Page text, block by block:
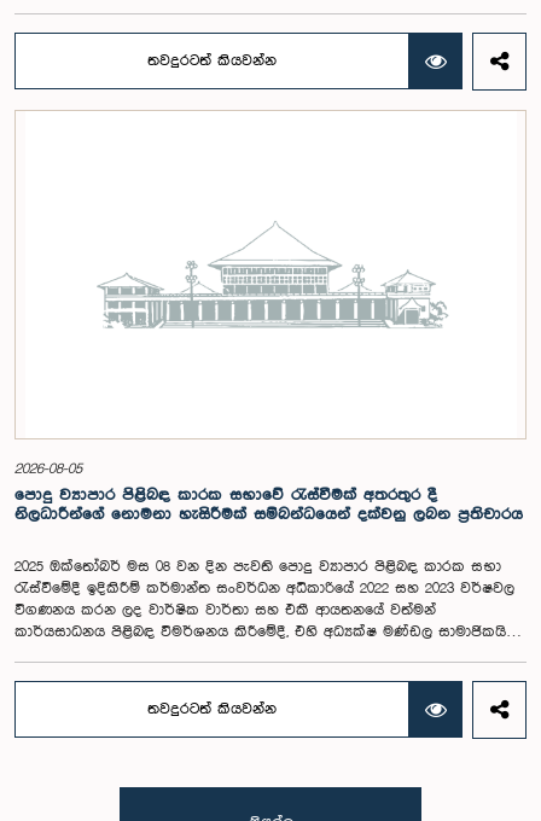
සහභාගීත්වයෙන් විවෘත පාර්ලිමේන්තු සංකල්පය තවදුරටත් ප්‍රවර්ධනය කිරීමේ
අරමුණින් මෙම වැඩමුළු මාලාව සංවිධානය කෙරෙන අතර සංසදයේ සාමාජික
මන්ත්‍රීවරු මෙන්ම ගම්පහ දිස්ත්‍රික් පාර්ලිමේන්තු මන්ත්‍රීවරුන් ද මෙම අවස්ථාවට
සංසදයේ සාමාජික මන්ත්‍රීවරු සහ වැඩමුළු මාලාව සඳහා අනුග්‍රාහකත්වය
සපයන සංවර්ධන සහකරු වන CII (Coalition for Inclusive Impact)
ආයතනයේ නියෝජිතයෝ එක්ව සිටියහ.මෙම වැඩමුළුව සඳහා සහභාගීවීමට
අපේක්ෂා කරන ගම්පහ දිස්ත්‍රික්කයේ වයස අවු 18 – 35 අතර තරුණ තරුණියන්
https://forms.gle/aVp5UzhLbtPSmVap8 සබැඳිය ඔස්සේ අදාළ පෝරමය
සම්පූර්ණ කොට ලියාපදිංචි විය විය යුතුය.
තවදුරටත් කියවන්න
2026-08-05
පොදු ව්‍යාපාර පිළිබඳ කාරක සභාවේ රැස්වීමක් අතරතුර දී
නිලධාරීන්ගේ නොමනා හැසිරීමක් සම්බන්ධයෙන් දක්වනු ලබන ප්‍රතිචාරය
2025 ඔක්තෝබර් මස 08 වන දින පැවති පොදු ව්‍යාපාර පිළිබඳ කාරක සභා
රැස්වීමේදී ඉදිකිරීම් කර්මාන්ත සංවර්ධන අධිකාරියේ 2022 සහ 2023 වර්ෂවල
විගණනය කරන ලද වාර්ෂික වාර්තා සහ එකී ආයතනයේ වත්මන්
කාර්යසාධනය පිළිබඳ විමර්ශනය කිරීමේදී, එහි අධ්‍යක්ෂ මණ්ඩල සාමාජිකයින්
නිලධාරීන් විසින් තම ඇඳුම් පැළඳුම් සම්බන්ධයෙන් පිළිපැදිය යුතු වන
නිර්නායකයන්ගෙන් බැහැරව, එකී අවස්ථාවට නුසුදුසු ආකාරයෙන් සැරසී
තවද, ඉහත කී නිලධාරීන් දෙදෙනාම පාර්ලිමේන්තු සම්ප්‍රදායට හා
තවදුරටත් කියවන්න